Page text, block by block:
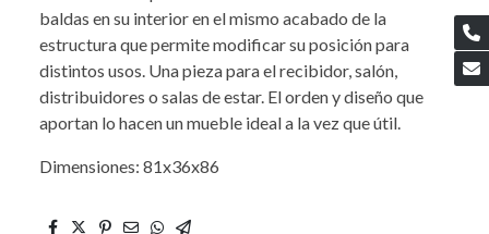
baldas en su interior en el mismo acabado de la
estructura que permite modificar su posición para
distintos usos. Una pieza para el recibidor, salón,
distribuidores o salas de estar. El orden y diseño que
aportan lo hacen un mueble ideal a la vez que útil.
Dimensiones: 81x36x86